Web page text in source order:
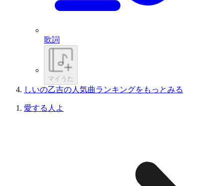
歌詞
マイうた
しいの乙吉の人気曲ランキングをもっとみる
愛する人よ